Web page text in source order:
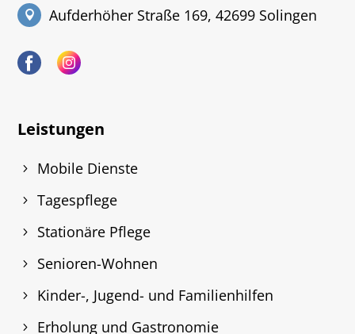
Aufderhöher Straße 169, 42699 Solingen
Leistungen
Mobile Dienste
Tagespflege
Stationäre Pflege
Senioren-Wohnen
Kinder-, Jugend- und Familienhilfen
Erholung und Gastronomie